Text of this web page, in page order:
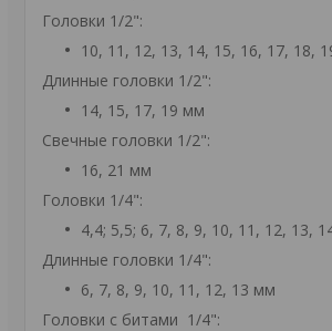
Головки 1/2":
10, 11, 12, 13, 14, 15, 16, 17, 18,
Длинные головки 1/2":
14, 15, 17, 19 мм
Свечные головки 1/2":
16, 21 мм
Головки 1/4":
4,4; 5,5; 6, 7, 8, 9, 10, 11, 12, 13,
Длинные головки 1/4":
6, 7, 8, 9, 10, 11, 12, 13 мм
Головки с битами 1/4":